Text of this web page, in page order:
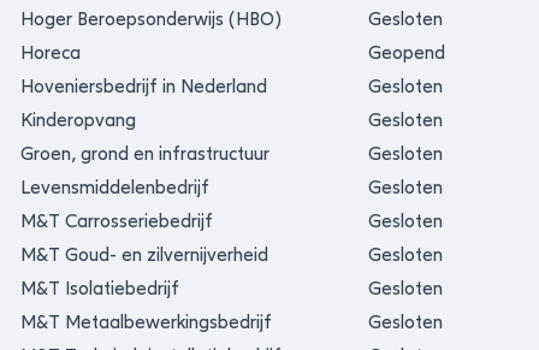
Hoger Beroepsonderwijs (HBO)
Gesloten
Horeca
Geopend
Hoveniersbedrijf in Nederland
Gesloten
Kinderopvang
Gesloten
Groen, grond en infrastructuur
Gesloten
Levensmiddelenbedrijf
Gesloten
M&T Carrosseriebedrijf
Gesloten
M&T Goud- en zilvernijverheid
Gesloten
M&T Isolatiebedrijf
Gesloten
M&T Metaalbewerkingsbedrijf
Gesloten